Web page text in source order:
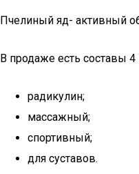
Пчелиный яд- активный
В продаже есть составы 4
радикулин;
массажный;
спортивный;
для суставов.